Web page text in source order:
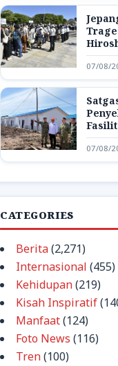
Dunia
07/08/
di
07/08/
CATEGORIES
Berita(2,271)
Internasional (455)
Kehidupan(219)
Kisah Inspiratif
Manfaat(124)
Foto News (116)
Tren(100)